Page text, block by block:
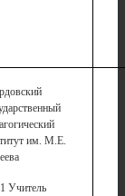
им. М.Е.
Учитель